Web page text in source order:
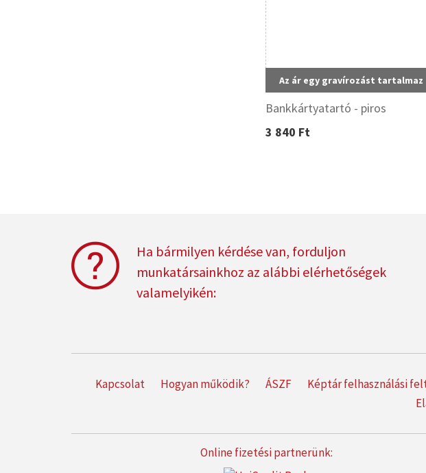
Az ár egy gravírozást tartalmaz
Bankkártyatartó - piros
3 840 Ft
Ha bármilyen kérdése van, forduljon
munkatársainkhoz az alábbi elérhetőségek
valamelyikén:
Kapcsolat Hogyan működik? ÁSZF Képtár felhasználási
Online fizetési partnerünk: